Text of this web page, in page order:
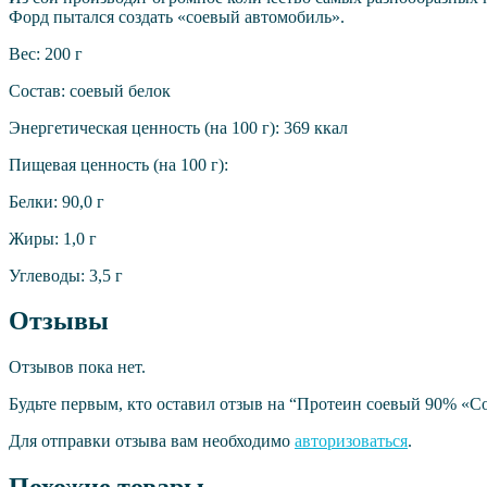
Форд пытался создать «соевый автомобиль».
Вес: 200 г
Состав: соевый белок
Энергетическая ценность (на 100 г): 369 ккал
Пищевая ценность (на 100 г):
Белки: 90,0 г
Жиры: 1,0 г
Углеводы: 3,5 г
Отзывы
Отзывов пока нет.
Будьте первым, кто оставил отзыв на “Протеин соевый 90%
Для отправки отзыва вам необходимо авторизоваться.